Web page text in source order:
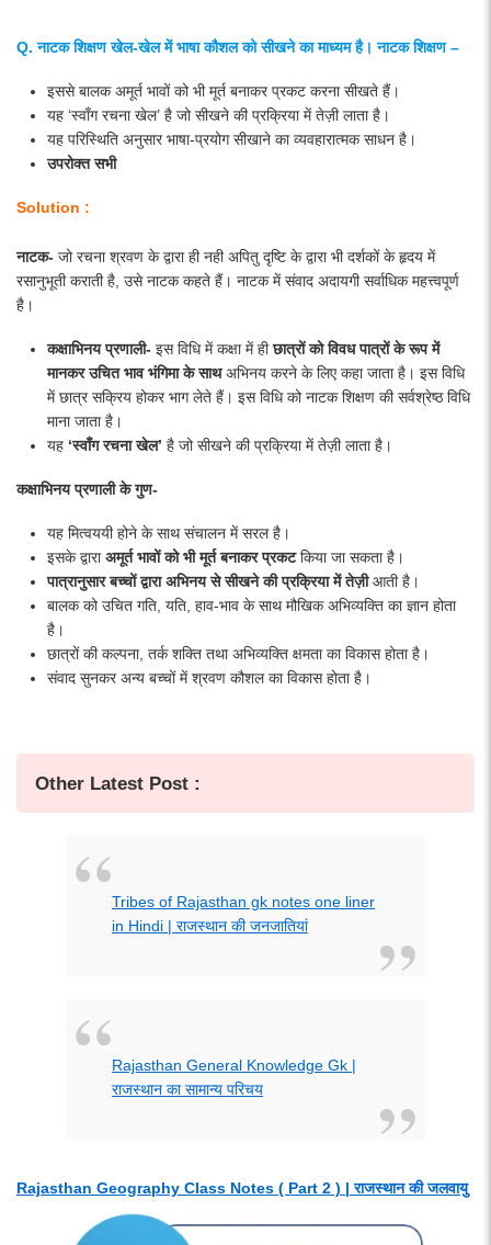
Q. नाटक शिक्षण खेल-खेल में भाषा कौशल को सीखने का माध्यम है। नाटक शिक्षण –
इससे बालक अमूर्त भावों को भी मूर्त बनाकर प्रकट करना सीखते हैं।
यह ‘स्वाँग रचना खेल’ है जो सीखने की प्रक्रिया में तेज़ी लाता है।
यह परिस्थिति अनुसार भाषा-प्रयोग सीखाने का व्यवहारात्मक साधन है।
उपरोक्त सभी
Solution :
नाटक- जो रचना श्रवण के द्वारा ही नही अपितु दृष्टि के द्वारा भी दर्शकों के हृदय में
रसानुभूती कराती है, उसे नाटक कहते हैं। नाटक में संवाद अदायगी सर्वाधिक महत्त्वपूर्ण
है।
कक्षाभिनय प्रणाली- इस विधि में कक्षा में हीछात्रों को विवध पात्रों के रूप में
मानकर उचित भाव भंगिमा के साथअभिनय करने के लिए कहा जाता है। इस विधि
में छात्र सक्रिय होकर भाग लेते हैं। इस विधि को नाटक शिक्षण की सर्वश्रेष्ठ विधि
माना जाता है।
यह ‘स्वाँग रचना खेल’ है जो सीखने की प्रक्रिया में तेज़ी लाता है।
कक्षाभिनय प्रणाली के गुण-
यह मित्वययी होने के साथ संचालन में सरल है।
इसके द्वाराअमूर्त भावों को भी मूर्त बनाकर प्रकटकिया जा सकता है।
पात्रानुसार बच्चों द्वारा अभिनय से सीखने की प्रक्रिया में तेज़ीआती है।
बालक को उचित गति, यति, हाव-भाव के साथ मौखिक अभिव्यक्ति का ज्ञान होता
है।
छात्रों की कल्पना, तर्क शक्ति तथा अभिव्यक्ति क्षमता का विकास होता है।
संवाद सुनकर अन्य बच्चों में श्रवण कौशल का विकास होता है।
Other Latest Post :
Tribes of Rajasthan gk notes one liner
in Hindi | राजस्थान की जनजातियां
Rajasthan General Knowledge Gk |
राजस्थान का सामान्य परिचय
Rajasthan Geography Class Notes ( Part 2 ) | राजस्थान की जलवायु